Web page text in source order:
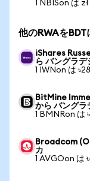
1 NBISon は
他のRWAをBDT
iShares
ら バングラデ
1 IWNon は
BitMine
から バングラ
1 BMNRon は
Broadcom
カ
1 AVGOon は